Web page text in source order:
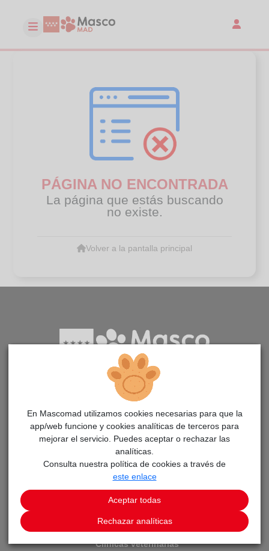
PÁGINA NO ENCONTRADA
La página que estás buscando
no existe.
Volver a la pantalla principal
Aplicación para la adopción de animales en la Comunidad
de Madrid
PÁGINAS
Adopta un animal
Avisos
Aprende cómo adoptar
Clínicas veterinarias
En Mascomad utilizamos cookies necesarias para que la
app/web funcione y cookies analíticas de terceros para
mejorar el servicio. Puedes aceptar o rechazar las
analíticas.
Consulta nuestra política de cookies a través de
este enlace
Aceptar todas
Rechazar analíticas